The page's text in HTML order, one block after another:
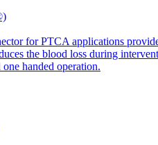
for PTCA applications
the blood loss during
handed operation.